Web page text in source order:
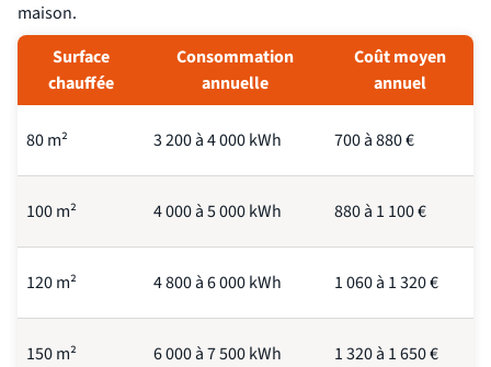
maison.
Surface
chauffée
Consommation
annuelle
Coût moyen
annuel
80 m² 3 200 à 4 000 kWh 700 à 880 €
100 m² 4 000 à 5 000 kWh 880 à 1 100 €
120 m² 4 800 à 6 000 kWh 1 060 à 1 320 €
150 m² 6 000 à 7 500 kWh 1 320 à 1 650 €